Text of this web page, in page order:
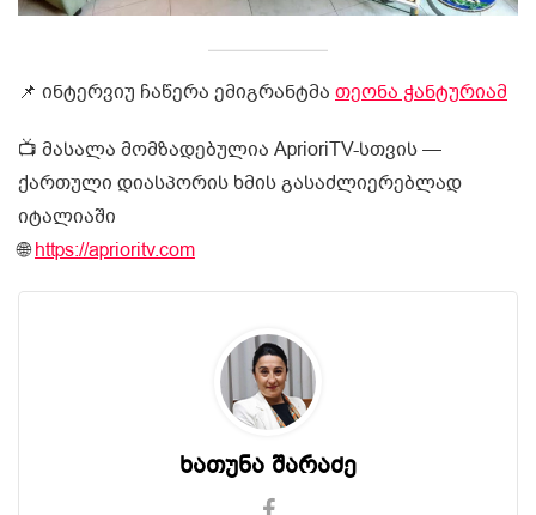
📌 ინტერვიუ ჩაწერა ემიგრანტმა თეონა ჭანტურიამ
📺 მასალა მომზადებულია AprioriTV-სთვის —
ქართული დიასპორის ხმის გასაძლიერებლად
იტალიაში
🌐https://aprioritv.com
ხათუნა შარაძე